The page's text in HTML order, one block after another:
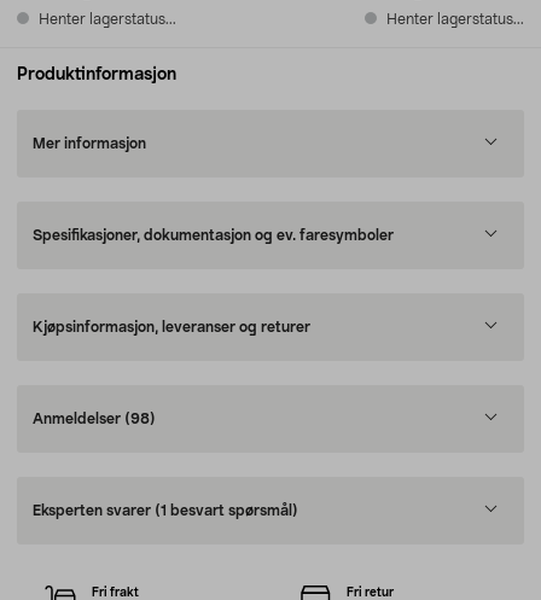
Henter lagerstatus... Henter lagerstatus...
Produktinformasjon
Mer informasjon
Spesifikasjoner, dokumentasjon og ev. faresymboler
Kjøpsinformasjon, leveranser og returer
Anmeldelser (98)
Eksperten svarer (1 besvart spørsmål)
Fri frakt Fri retur